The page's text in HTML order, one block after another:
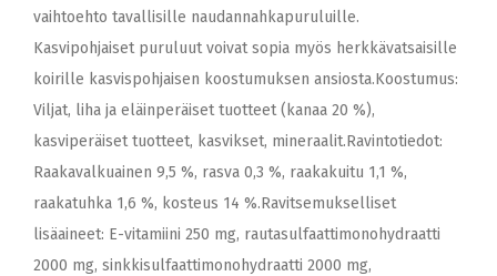
vaihtoehto tavallisille naudannahkapuruluille.
Kasvipohjaiset puruluut voivat sopia myös herkkävatsaisille
koirille kasvispohjaisen koostumuksen ansiosta.Koostumus:
Viljat, liha ja eläinperäiset tuotteet (kanaa 20 %),
kasviperäiset tuotteet, kasvikset, mineraalit.Ravintotiedot:
Raakavalkuainen 9,5 %, rasva 0,3 %, raakakuitu 1,1 %,
raakatuhka 1,6 %, kosteus 14 %.Ravitsemukselliset
lisäaineet: E-vitamiini 250 mg, rautasulfaattimonohydraatti
2000 mg, sinkkisulfaattimonohydraatti 2000 mg,